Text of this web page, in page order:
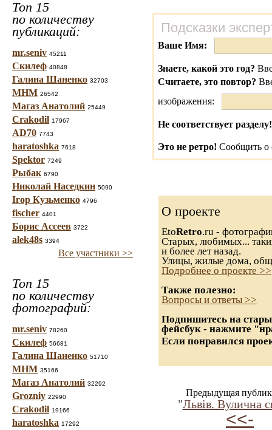
Топ 15
по количеству
публикаций:
mr.seniv 45211
Скилеф 40848
Галина Шаненко 32703
МНМ 26542
Магаз Анатолий 25449
Crakodil 17967
AD70 7743
haratoshka 7618
Spektor 7249
Рыбак 6790
Николай Наседкин 5090
Ігор Кузьменко 4796
fischer 4401
Борис Ассеев 3722
alek48s 3394
Все участники >>
Топ 15
по количеству
фотографий:
mr.seniv 78260
Скилеф 56681
Галина Шаненко 51710
МНМ 35166
Магаз Анатолий 32292
Grozniy 22990
Crakodil 19166
haratoshka 17292
Подсказки
Ваше Имя:
Знаете, какой это год?
Считаете, это повтор?
изображения:
Не соответствует разделу!
Это не ретро! Сообщить о
О проекте
EtoRetro.ru -
Старых, любимых...
и более лет назад.
Улицы, жилые дома,
Подробнее о проекте >>
Также полезно:
Вопросы и ответы >>
Подпишитесь на
фейсбук - нажмите
Если понравился
Предыдущая
"Львів. Вулична
<<-